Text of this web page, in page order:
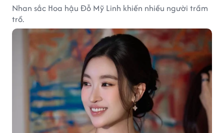
Nhan sắc Hoa hậu Đỗ Mỹ Linh khiến nhiều người trầm
trồ.